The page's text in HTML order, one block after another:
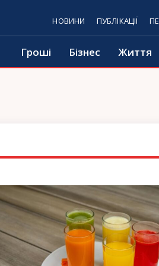
НОВИНИ ПУБЛІКАЦІЇ
Гроші Бізнес Життя